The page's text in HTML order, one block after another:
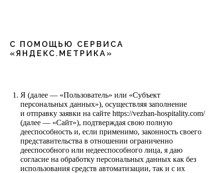
С ПОМОЩЬЮ СЕРВИСА
«ЯНДЕКС.МЕТРИКА»
Я (далее — «Пользователь» или «Субъект
персональных данных»), осуществляя заполнение
и отправку заявки на сайте https://vezhan-hospitality.com/
(далее — «Сайт»), подтверждая свою полную
дееспособность и, если применимо, законность своего
представительства в отношении ограниченно
дееспособного или недееспособного лица, я даю
согласие на обработку персональных данных как без
использования средств автоматизации, так и с их